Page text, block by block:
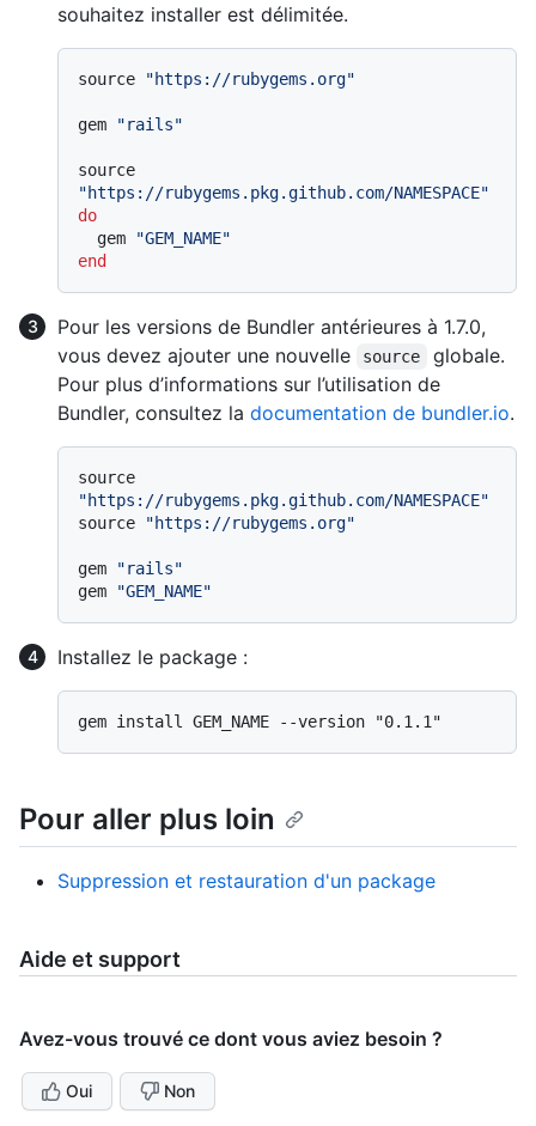
souhaitez installer est délimitée.
source "https://rubygems.org"
gem "rails"
"https://rubygems.pkg.github.com/NAMESPACE"
do
  gem
"GEM_NAME"
end
Pour les versions de Bundler antérieures à 1.7.0,
vous devez ajouter une nouvelle
source
globale.
Pour plus d’informations sur l’utilisation de
Bundler, consultez la documentation de bundler.io.
"https://rubygems.pkg.github.com/NAMESPACE"
source
"https://rubygems.org"
gem
"rails"
gem
"GEM_NAME"
Installez le package :
Pour aller plus loin
Suppression et restauration d'un package
Aide et support
Avez-vous trouvé ce dont vous aviez besoin ?
Oui Non